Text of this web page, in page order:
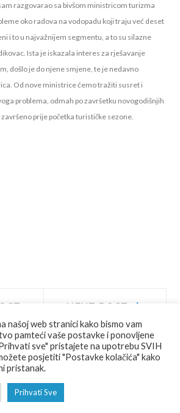
razgovarao sa bivšom ministricom turizma
oko radova na vodopadu koji traju već deset
i to u najvažnijem segmentu, a to su silazne
Ista je iskazala interes za rješavanje
došlo je do njene smjene, te je nedavno
Od nove ministrice ćemo tražiti susret i
problema, odmah po završetku novogodišnjih
prije početka turističke sezone.
NEXT POST
JAJCE
RAZGLEDNICE
našoj web stranici kako bismo vam
pamteći vaše postavke i ponovljene
sve" pristajete na upotrebu SVIH
posjetiti "Postavke kolačića" kako
pristanak.
Prihvati Sve